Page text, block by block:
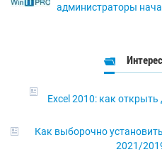
администраторы
Excel 2010: как
Как выборочно
2021/